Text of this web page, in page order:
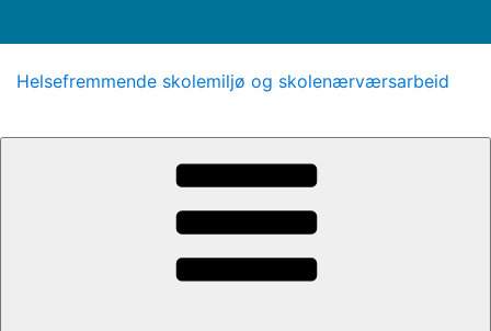
Helsefremmende skolemiljø og skolenærværsarbeid